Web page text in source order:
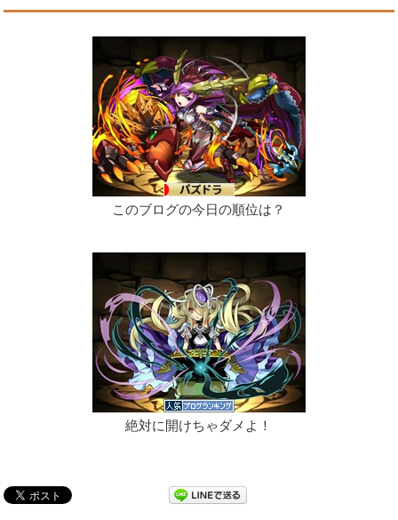
このブログの今日の順位は？
絶対に開けちゃダメよ！